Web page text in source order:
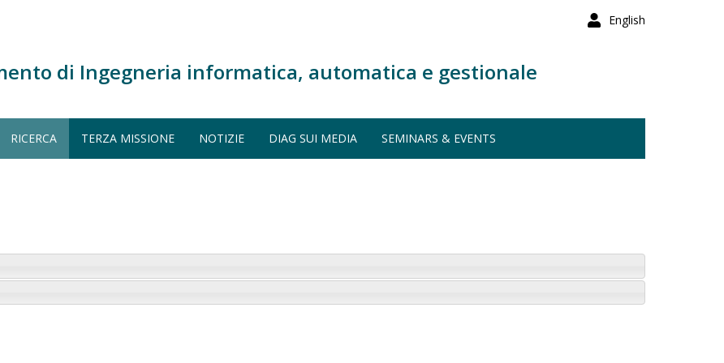
English
di Ingegneria informatica, automatica e gestionale
RICERCA TERZA MISSIONE NOTIZIE DIAG SUI MEDIA SEMINARS & EVENTS